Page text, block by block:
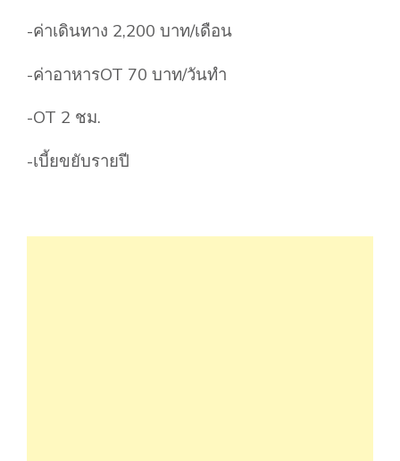
-ค่าเดินทาง 2,200 บาท/เดือน
-ค่าอาหารOT 70 บาท/วันทำ
-OT 2 ชม.
-เบี้ยขยับรายปี